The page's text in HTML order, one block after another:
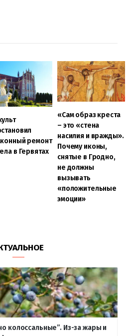
ремонт
в Гервятах
«Сам образ креста
– это «стена
насилия и вражды».
Почему иконы,
снятые в Гродно,
не должны
вызывать
«положительные
эмоции»
колоссальные”. Из-за жары и